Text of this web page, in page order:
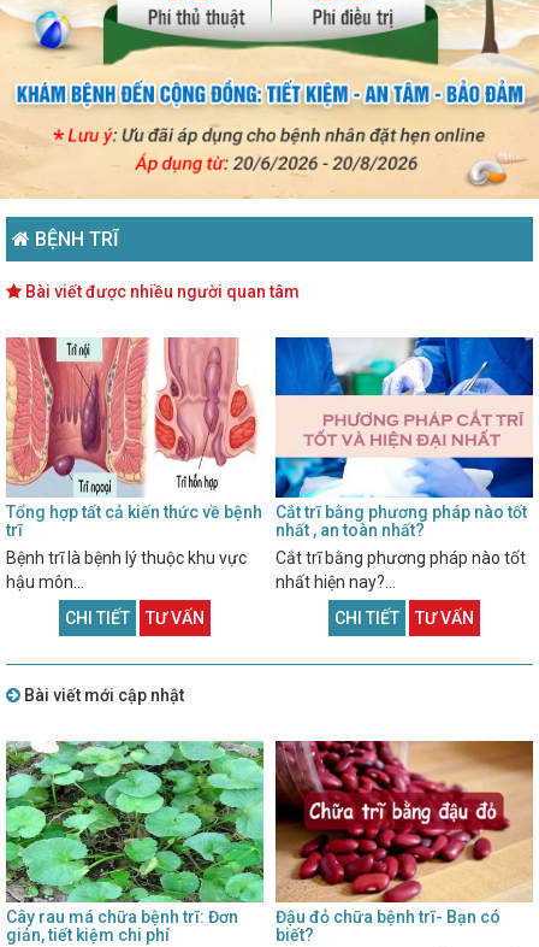
BỆNH TRĨ
Bài viết được nhiều người quan tâm
Tổng hợp tất cả kiến thức về bệnh
trĩ
Bệnh trĩ là bệnh lý thuộc khu vực
hậu môn...
CHI TIẾT
TƯ VẤN
Cắt trĩ bằng phương pháp nào tốt
nhất , an toàn nhất?
Cắt trĩ bằng phương pháp nào tốt
nhất hiện nay?...
CHI TIẾT
TƯ VẤN
Bài viết mới cập nhật
Cây rau má chữa bệnh trĩ: Đơn
giản, tiết kiệm chi phí
Đậu đỏ chữa bệnh trĩ- Bạn có
biết?